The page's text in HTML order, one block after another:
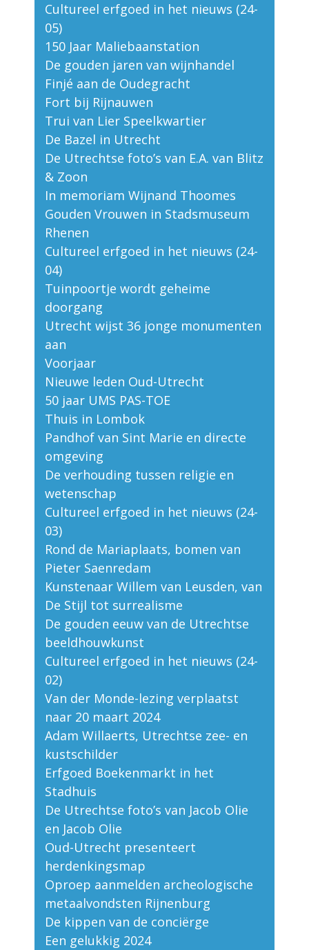
Cultureel erfgoed in het nieuws (24-
05)
150 Jaar Maliebaanstation
De gouden jaren van wijnhandel
Finjé aan de Oudegracht
Fort bij Rijnauwen
Trui van Lier Speelkwartier
De Bazel in Utrecht
De Utrechtse foto’s van E.A. van Blitz
& Zoon
In memoriam Wijnand Thoomes
Gouden Vrouwen in Stadsmuseum
Rhenen
Cultureel erfgoed in het nieuws (24-
04)
Tuinpoortje wordt geheime
doorgang
Utrecht wijst 36 jonge monumenten
aan
Voorjaar
Nieuwe leden Oud-Utrecht
50 jaar UMS PAS-TOE
Thuis in Lombok
Pandhof van Sint Marie en directe
omgeving
De verhouding tussen religie en
wetenschap
Cultureel erfgoed in het nieuws (24-
03)
Rond de Mariaplaats, bomen van
Pieter Saenredam
Kunstenaar Willem van Leusden, van
De Stijl tot surrealisme
De gouden eeuw van de Utrechtse
beeldhouwkunst
Cultureel erfgoed in het nieuws (24-
02)
Van der Monde-lezing verplaatst
naar 20 maart 2024
Adam Willaerts, Utrechtse zee- en
kustschilder
Erfgoed Boekenmarkt in het
Stadhuis
De Utrechtse foto’s van Jacob Olie
en Jacob Olie
Oud-Utrecht presenteert
herdenkingsmap
Oproep aanmelden archeologische
metaalvondsten Rijnenburg
De kippen van de conciërge
Een gelukkig 2024